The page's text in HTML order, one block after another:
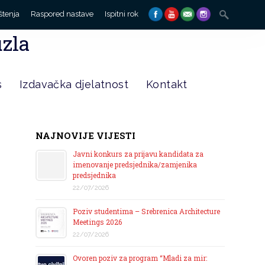
Raspored nastave Ispitni rok
Search
for:
Izdavačka djelatnost Kontakt
NAJNOVIJE VIJESTI
Javni konkurs za prijavu kandidata za
imenovanje predsjednika/zamjenika
predsjednika
22/07/2026
Poziv studentima – Srebrenica Architecture
Meetings 2026
22/07/2026
Ovoren poziv za program “Mladi za mir: